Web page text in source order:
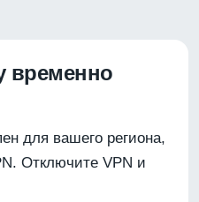
временно
для вашего региона,
Отключите VPN и